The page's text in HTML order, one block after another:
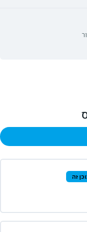
זה